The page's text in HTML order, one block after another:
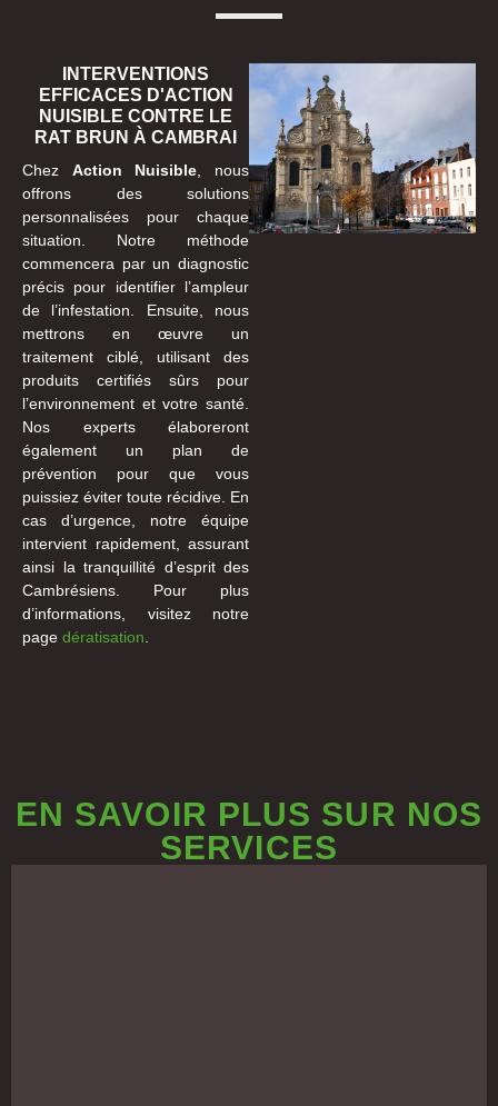
INTERVENTIONS
EFFICACES D'ACTION
NUISIBLE CONTRE LE
RAT BRUN À CAMBRAI
Chez Action Nuisible , nous
offrons des solutions
personnalisées pour chaque
situation. Notre méthode
commencera par un diagnostic
précis pour identifier l’ampleur
de l’infestation. Ensuite, nous
mettrons en œuvre un
traitement ciblé, utilisant des
produits certifiés sûrs pour
l’environnement et votre santé.
Nos experts élaboreront
également un plan de
prévention pour que vous
puissiez éviter toute récidive. En
cas d’urgence, notre équipe
intervient rapidement, assurant
ainsi la tranquillité d’esprit des
Cambrésiens. Pour plus
d’informations, visitez notre
page dératisation
EN SAVOIR PLUS SUR NOS
SERVICES